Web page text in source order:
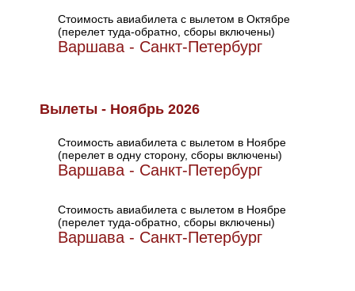
Стоимость авиабилета с вылетом в Октябре
(перелет туда-обратно, сборы включены)
Варшава - Санкт-Петербург
Вылеты - Ноябрь 2026
Стоимость авиабилета с вылетом в Ноябре
(перелет в одну сторону, сборы включены)
Варшава - Санкт-Петербург
Стоимость авиабилета с вылетом в Ноябре
(перелет туда-обратно, сборы включены)
Варшава - Санкт-Петербург